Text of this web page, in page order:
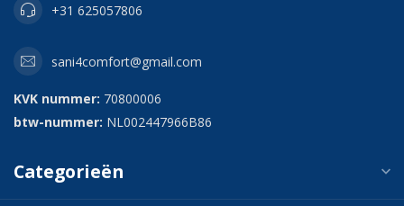
+31 625057806
sani4comfort@gmail.com
KVK nummer: 70800006
btw-nummer: NL002447966B86
Categorieën